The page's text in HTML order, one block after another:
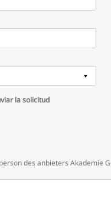
la solicitud
des anbieters